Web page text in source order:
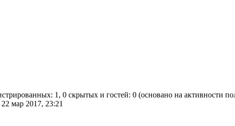
1, 0 скрытых и гостей: 0 (основано на активности
мар 2017, 23:21